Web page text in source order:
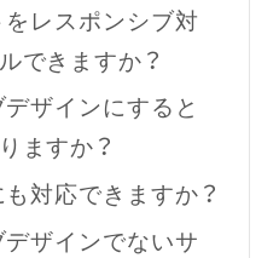
レスポンシブ対
できますか？
ザインにすると
ますか？
対応できますか？
ザインでないサ